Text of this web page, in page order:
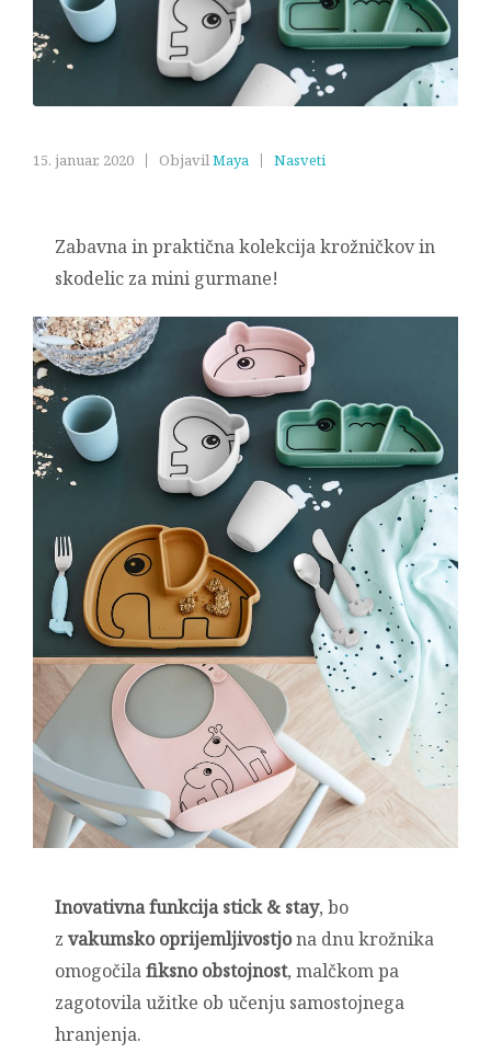
15. januar, 2020 ObjavilMaya Nasveti
Zabavna in praktična kolekcija krožničkov in
skodelic za mini gurmane!
Inovativna funkcija stick & stay, bo
z vakumsko oprijemljivostjona dnu krožnika
omogočilafiksno obstojnost, malčkom pa
zagotovila užitke ob učenju samostojnega
hranjenja.